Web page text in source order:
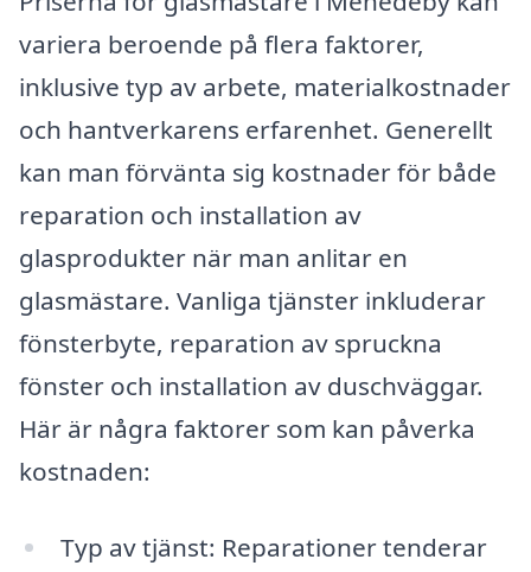
variera beroende på flera faktorer,
inklusive typ av arbete, materialkostnader
och hantverkarens erfarenhet. Generellt
kan man förvänta sig kostnader för både
reparation och installation av
glasprodukter när man anlitar en
glasmästare. Vanliga tjänster inkluderar
fönsterbyte, reparation av spruckna
fönster och installation av duschväggar.
Här är några faktorer som kan påverka
kostnaden:
Typ av tjänst: Reparationer tenderar